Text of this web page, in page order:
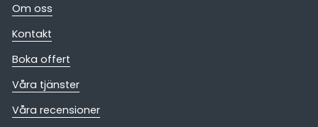
Om oss
Kontakt
Boka offert
Våra tjänster
Våra recensioner